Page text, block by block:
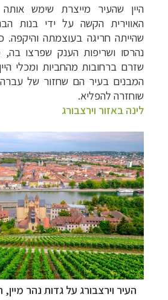
היין שהעיר מייצרת שימש
שהייתה חריגה בעוצמתה
נהרסו ושריפות הענק שפרצו בה,
שזרם ברחובות מהחביות ומכלי
המבנים בעיר הם שחזור של
שוחזרה להפליא.
לינה באזור וירצבורג
העיר וירצבורג על גדות נהר